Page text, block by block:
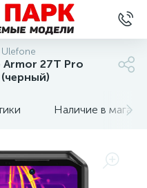
27T Pro
Наличие в